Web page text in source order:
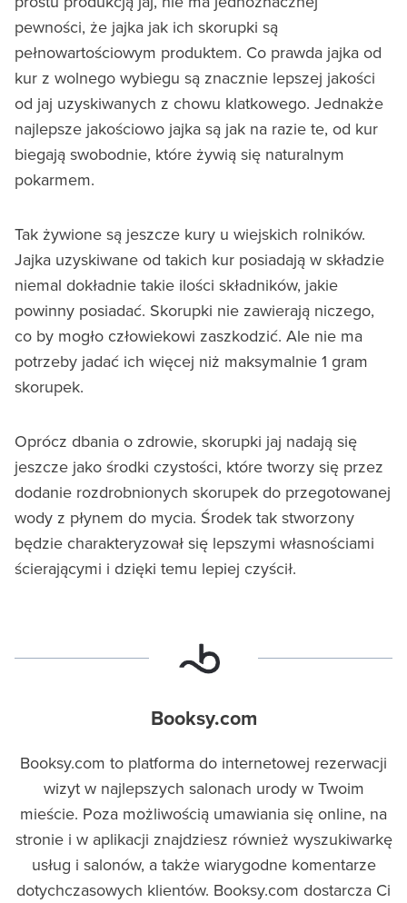
pewności, że jajka jak ich skorupki są
pełnowartościowym produktem. Co prawda jajka od
kur z wolnego wybiegu są znacznie lepszej jakości
od jaj uzyskiwanych z chowu klatkowego. Jednakże
najlepsze jakościowo jajka są jak na razie te, od kur
biegają swobodnie, które żywią się naturalnym
pokarmem.
Tak żywione są jeszcze kury u wiejskich rolników.
Jajka uzyskiwane od takich kur posiadają w składzie
niemal dokładnie takie ilości składników, jakie
powinny posiadać. Skorupki nie zawierają niczego,
co by mogło człowiekowi zaszkodzić. Ale nie ma
potrzeby jadać ich więcej niż maksymalnie 1 gram
skorupek.
Oprócz dbania o zdrowie, skorupki jaj nadają się
jeszcze jako środki czystości, które tworzy się przez
dodanie rozdrobnionych skorupek do przegotowanej
wody z płynem do mycia. Środek tak stworzony
będzie charakteryzował się lepszymi własnościami
ścierającymi i dzięki temu lepiej czyścił.
Booksy.com
Booksy.com to platforma do internetowej rezerwacji
wizyt w najlepszych salonach urody w Twoim
mieście. Poza możliwością umawiania się online, na
stronie i w aplikacji znajdziesz również wyszukiwarkę
usług i salonów, a także wiarygodne komentarze
dotychczasowych klientów. Booksy.com dostarcza Ci